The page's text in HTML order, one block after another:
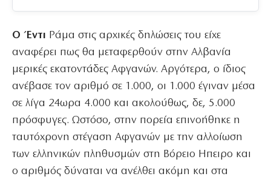
Ο Έντι Ράμα στις αρχικές δηλώσεις του είχε
αναφέρει πως θα μεταφερθούν στην Αλβανία
μερικές εκατοντάδες Αφγανών. Αργότερα, ο ίδιος
ανέβασε τον αριθμό σε 1.000, οι 1.000 έγιναν μέσα
σε λίγα 24ωρα 4.000 και ακολούθως, δε, 5.000
πρόσφυγες. Ωστόσο, στην πορεία επινοήθηκε η
ταυτόχρονη στέγαση Αφγανών με την αλλοίωση
των ελληνικών πληθυσμών στη Βόρειο Ηπειρο και
ο αριθμός δύναται να ανέλθει ακόμη και στα